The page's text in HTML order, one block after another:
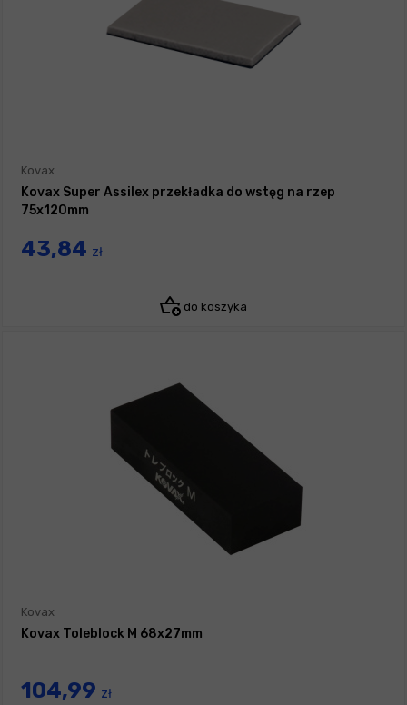
Kovax
Kovax Super Assilex przekładka do wstęg na rzep
75x120mm
43,84 zł
do koszyka
Kovax
Kovax Toleblock M 68x27mm
104,99 zł